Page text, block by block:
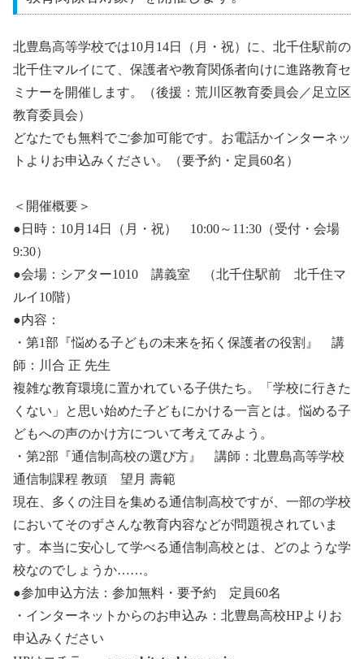
北豊島高等学校では10月14日（月・祝）に、北千住駅前の
北千住マルイにて、保護者や教育関係者向けに進路教育セ
ミナーを開催します。（後援：荒川区教育委員会／足立区
教育委員会）
どなたでも無料でご参加可能です。お電話かインターネッ
トよりお申込みください。（要予約・定員60名）
＜開催概要＞
●日時：10月14日（月・祝） 10:00～11:30（受付・会場
9:30）
●会場：シアター1010 講義室 （北千住駅前 北千住マ
ルイ10階）
●内容：
・第1部『悩める子どもの未来を拓く保護者の役割』 講
師：川合 正 先生
複雑な教育環境に置かれている子供たち。「学校に行きた
くない」と思い始めた子どもにかける一言とは。悩める子
どもへの声のかけ方について考えてみよう。
・第2部『通信制高校の選び方』 講師：北豊島高等学校
通信制課程 教頭 望月 壽範
現在、多くの注目を集める通信制高校ですが、一部の学校
においてそのずさんな教育内容などが問題視されていま
す。本当に安心して学べる通信制高校とは、どのような学
校なのでしょうか……。
●参加申込方法：参加無料・要予約 定員60名
・インターネットからのお申込み：北豊島高校HPよりお
申込みください